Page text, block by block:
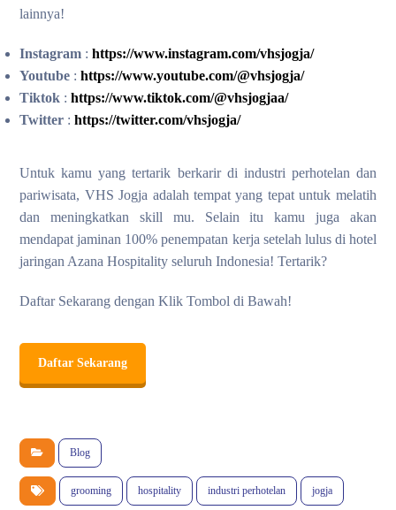
lainnya!
Instagram : https://www.instagram.com/vhsjogja/
Youtube : https://www.youtube.com/@vhsjogja/
Tiktok : https://www.tiktok.com/@vhsjogjaa/
Twitter :https://twitter.com/vhsjogja/
Untuk kamu yang tertarik berkarir di industri perhotelan dan
pariwisata, VHS Jogja adalah tempat yang tepat untuk melatih
dan meningkatkan skill mu. Selain itu kamu juga akan
mendapat jaminan 100% penempatan kerja setelah lulus di hotel
jaringan Azana Hospitality seluruh Indonesia! Tertarik?
Daftar Sekarang dengan Klik Tombol di Bawah!
Daftar Sekarang
Blog
grooming hospitality industri perhotelan jogja